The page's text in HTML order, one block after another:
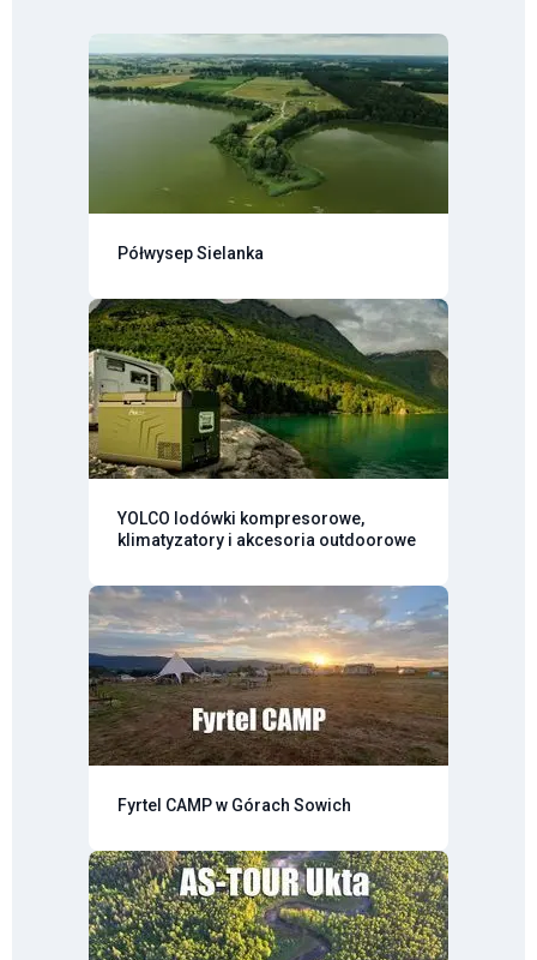
Półwysep Sielanka
YOLCO lodówki kompresorowe,
klimatyzatory i akcesoria outdoorowe
Fyrtel CAMP w Górach Sowich